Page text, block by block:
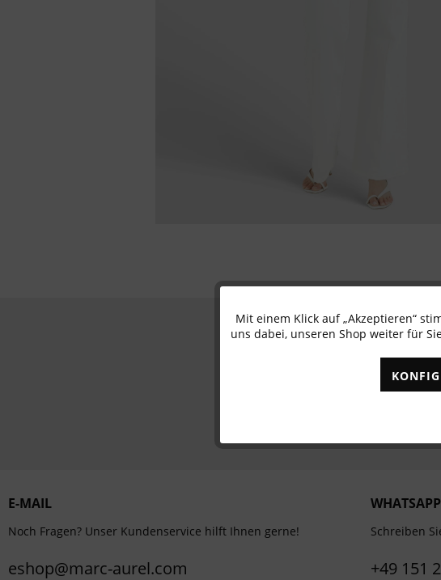
Newsletter
✓
E-MAIL
Noch Fragen? Unser Kundenservice hilft Ihnen gerne!
eshop@marc-aurel.com
WHATSAPP
Schreiben
+49 151
Funktionale
Mit einem Klick auf „Akzeptieren“
uns dabei, unseren Shop weiter für